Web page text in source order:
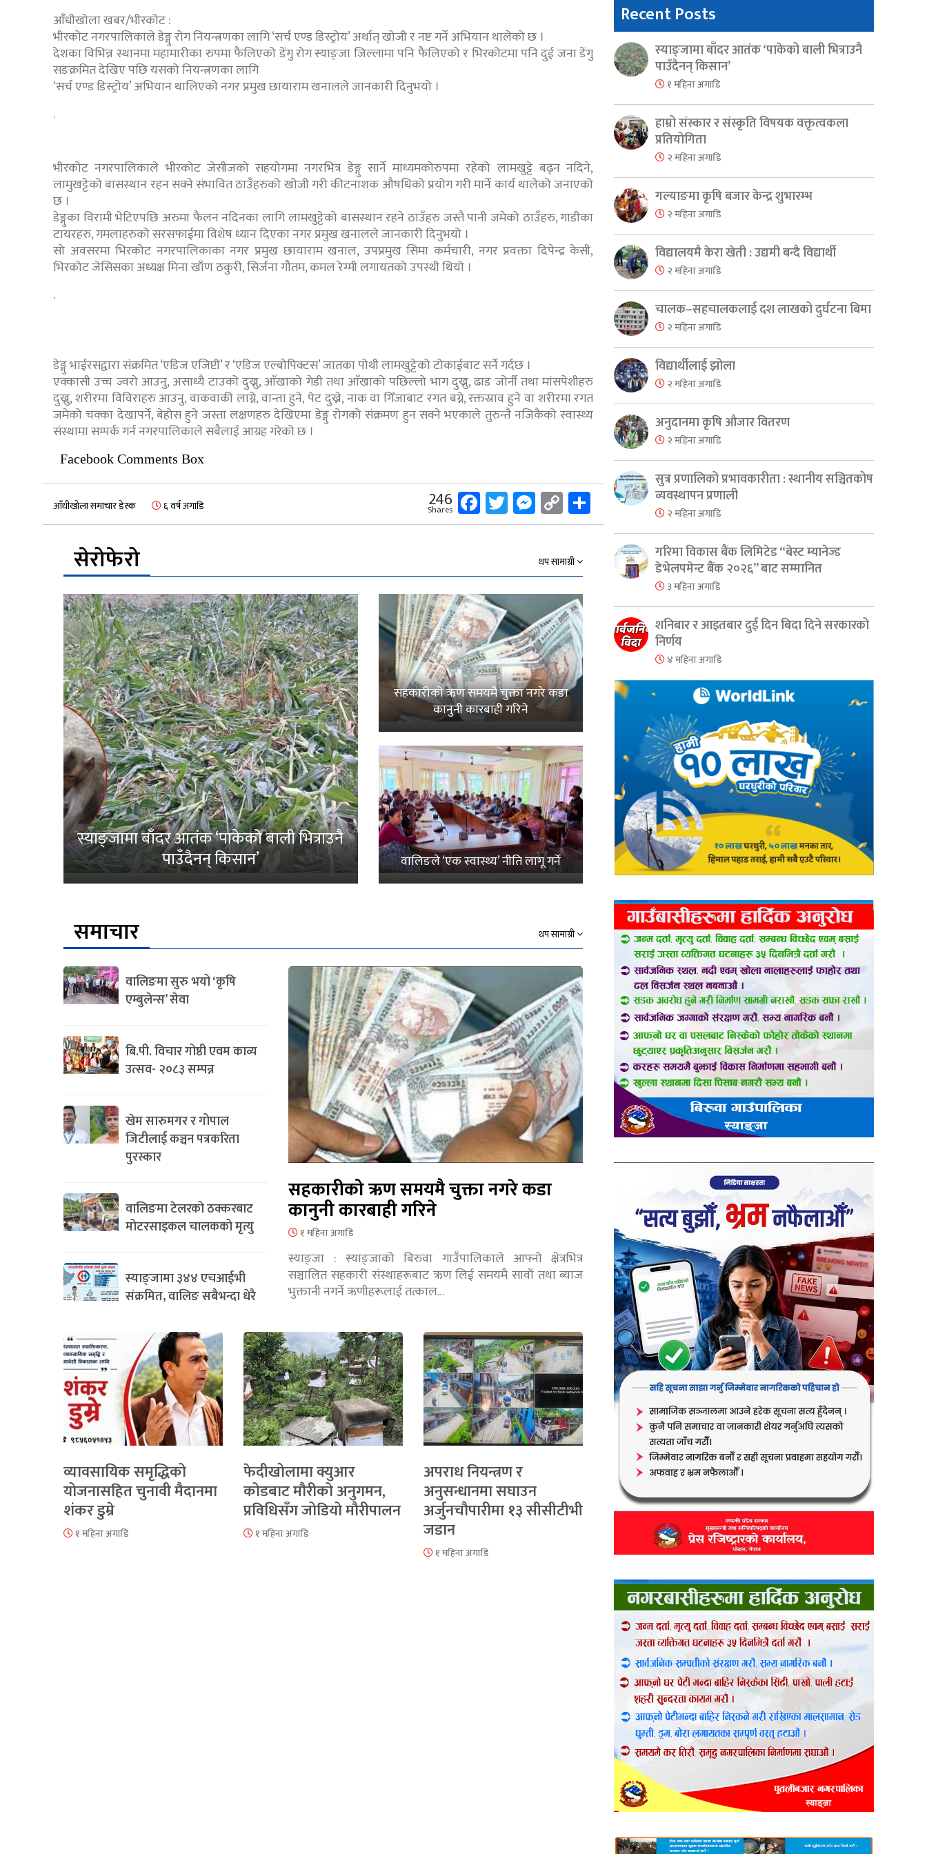
आँधीखोला खबर/भीरकोट :
भीरकोट नगरपालिकाले डेङ्गु रोग नियन्त्रणका लागि ‘सर्च एण्ड डिस्ट्रोय’ अर्थात् खोजी र नष्ट गर्ने अभियान थालेको छ ।
देशका विभिन्न स्थानमा महामारीका रुपमा फैलिएको डेंगु रोग स्याङ्जा जिल्लामा पनि फैलिएको र भिरकोटमा पनि दुई जना डेंगु
सङक्रमित देखिए पछि यसको नियन्त्रणका लागि
‘सर्च एण्ड डिस्ट्रोय’ अभियान थालिएको नगर प्रमुख छायाराम खनालले जानकारी दिनुभयो ।
.
भीरकोट नगरपालिकाले भीरकोट जेसीजको सहयोगमा नगरभित्र डेङ्गु सार्ने माध्यमकोरुपमा रहेको लामखुट्टे बढ्न नदिने,
लामुखट्टेको बासस्थान रहन सक्ने संभावित ठाउँहरुको खोजी गरी कीटनाशक औषधिको प्रयोग गरी मार्ने कार्य थालेको जनाएको
छ ।
डेङ्गुका विरामी भेटिएपछि अरुमा फैलन नदिनका लागि लामखुट्टेको बासस्थान रहने ठाउँहरु जस्तै पानी जमेको ठाउँहरु, गाडीका
टायरहरु, गमलाहरुको सरसफाईमा विशेष ध्यान दिएका नगर प्रमुख खनालले जानकारी दिनुभयो ।
सो अवसरमा भिरकोट नगरपालिकाका नगर प्रमुख छायाराम खनाल, उपप्रमुख सिमा कर्मचारी, नगर प्रवक्ता दिपेन्द्र केसी,
भिरकोट जेसिसका अध्यक्ष मिना खाँण ठकुरी, सिर्जना गौतम, कमल रेग्मी लगायतको उपस्थी थियो ।
.
डेङ्गु भाईरसद्वारा संक्रमित ‘एडिज एजिप्टी’ र ‘एडिज एल्बोपिक्टस’ जातका पोथी लामखुट्टेको टोकाईबाट सर्ने गर्दछ ।
एक्कासी उच्च ज्वरो आउनु, असाध्यै टाउको दुख्नु, आँखाको गेडी तथा आँखाको पछिल्लो भाग दुख्नु, ढाड जोर्नी तथा मांसपेशीहरु
दुख्नु, शरीरमा विविराहरु आउनु, वाकवाकी लाग्ने, वान्ता हुने, पेट दुख्ने, नाक वा गिँजाबाट रगत बग्ने, रक्तस्राव हुने वा शरीरमा रगत
जमेको चक्का देखापर्ने, बेहोस हुने जस्ता लक्षणहरु देखिएमा डेङ्गु रोगको संक्रमण हुन सक्ने भएकाले तुरुन्तै नजिकैको स्वास्थ्य
संस्थामा सम्पर्क गर्न नगरपालिकाले सबैलाई आग्रह गरेको छ ।
Facebook Comments Box
आँधीखोला समाचार डेस्क ६ वर्ष अगाडि 246
Shares Facebook
Twitter
Messenger
Copy
Link
Share
सेरोफेरो
थप सामाग्री
स्याङ्जामा बाँदर आतंक ‘पाकेको बाली भित्राउनै
पाउँदैनन् किसान’
सहकारीको ऋण समयमै चुक्ता नगरे कडा
कानुनी कारबाही गरिने
वालिङले ‘एक स्वास्थ्य’ नीति लागू गर्ने
समाचार थप सामाग्री
वालिङमा सुरु भयो ‘कृषि
एम्बुलेन्स’ सेवा
बि.पी. विचार गोष्ठी एवम काव्य
उत्सव- २०८३ सम्पन्न
खेम सारुमगर र गोपाल
जिटीलाई कञ्चन पत्रकरिता
पुरस्कार
वालिङमा टेलरको ठक्करबाट
मोटरसाइकल चालकको मृत्यु
स्याङ्जामा ३४४ एचआईभी
संक्रमित, वालिङ सबैभन्दा धेरै
सहकारीको ऋण समयमै चुक्ता नगरे कडा
कानुनी कारबाही गरिने
१ महिना अगाडि
स्याङ्जा : स्याङ्जाको बिरुवा गाउँपालिकाले आफ्नो क्षेत्रभित्र
सञ्चालित सहकारी संस्थाहरूबाट ऋण लिई समयमै सावाँ तथा ब्याज
भुक्तानी नगर्ने ऋणीहरूलाई तत्काल…
व्यावसायिक समृद्धिको
योजनासहित चुनावी मैदानमा
शंकर डुम्रे
१ महिना अगाडि
फेदीखोलामा क्युआर
कोडबाट मौरीको अनुगमन,
प्रविधिसँग जोडियो मौरीपालन
१ महिना अगाडि
अपराध नियन्त्रण र
अनुसन्धानमा सघाउन
अर्जुनचौपारीमा १३ सीसीटीभी
जडान
१ महिना अगाडि
Recent Posts
स्याङ्जामा बाँदर आतंक ‘पाकेको बाली भित्राउनै
पाउँदैनन् किसान’
१ महिना अगाडि
हाम्रो संस्कार र संस्कृति विषयक वक्तृत्वकला
प्रतियोगिता
२ महिना अगाडि
गल्याङमा कृषि बजार केन्द्र शुभारम्भ
२ महिना अगाडि
विद्यालयमै केरा खेती : उद्यमी बन्दै विद्यार्थी
२ महिना अगाडि
चालक–सहचालकलाई दश लाखको दुर्घटना बिमा
२ महिना अगाडि
विद्यार्थीलाई झोला
२ महिना अगाडि
अनुदानमा कृषि औजार वितरण
२ महिना अगाडि
सुत्र प्रणालिको प्रभावकारीता : स्थानीय सञ्चितकोष
व्यवस्थापन प्रणाली
२ महिना अगाडि
गरिमा विकास बैंक लिमिटेड “बेस्ट म्यानेज्ड
डेभेलपमेन्ट बैंक २०२६” बाट सम्मानित
३ महिना अगाडि
शनिबार र आइतबार दुई दिन बिदा दिने सरकारको
निर्णय
४ महिना अगाडि